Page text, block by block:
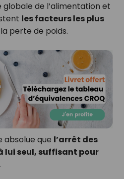
de l’alimentation et
les facteurs les plus
perte de poids.
absolue que l’arrêt des
lui seul, suffisant pour